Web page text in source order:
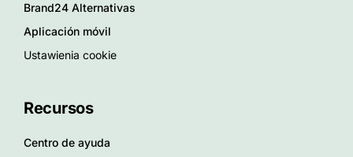
Brand24 Alternativas
Aplicación móvil
Ustawienia cookie
Recursos
Centro de ayuda